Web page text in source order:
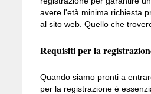
avere l'età minima richiesta
al sito web. Quello che
Requisiti per la
Quando siamo pronti a
per la registrazione è